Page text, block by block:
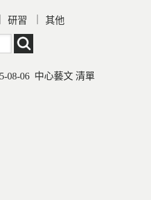
研習
其他
08-06 中心藝文 清單